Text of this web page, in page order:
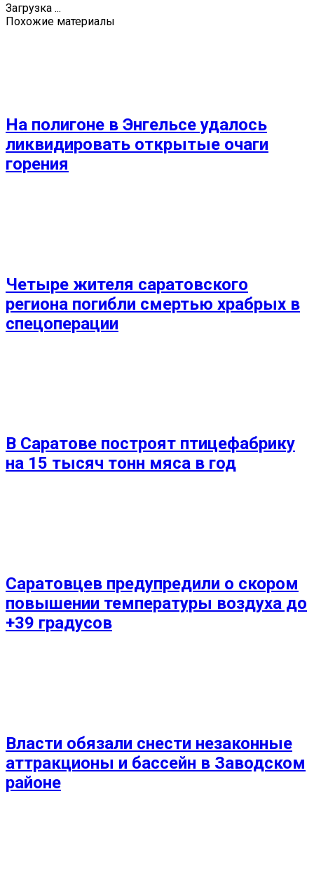
Загрузка ...
Похожие материалы
На полигоне в Энгельсе удалось
ликвидировать открытые очаги
горения
Четыре жителя саратовского
региона погибли смертью храбрых в
спецоперации
В Саратове построят птицефабрику
на 15 тысяч тонн мяса в год
Саратовцев предупредили о скором
повышении температуры воздуха до
+39 градусов
Власти обязали снести незаконные
аттракционы и бассейн в Заводском
районе